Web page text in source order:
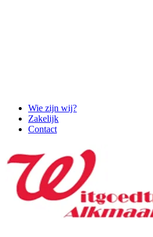
Wie zijn wij?
Zakelijk
Contact